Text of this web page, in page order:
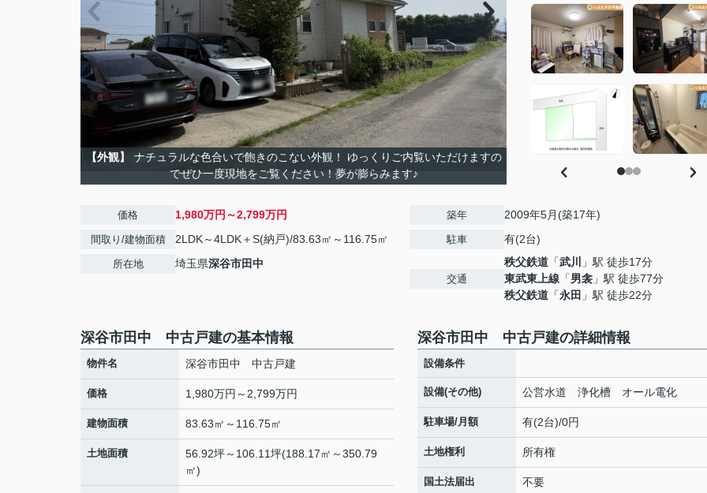
【外観】
ナチュラルな色合いで飽きのこない外観！ ゆっくりご内覧いただけますの
でぜひ一度現地をご覧ください！夢が膨らみます♪
価格 1,980万円～2,799万円
間取り/建物面積 2LDK～4LDK＋S(納戸)/83.63㎡～116.75㎡
所在地 埼玉県深谷市田中
築年 2009年5月(築17年)
駐車 有(2台)
交通
秩父鉄道 「武川
」駅 徒歩17分
東武東上線 「男衾 」駅 徒歩77分
秩父鉄道 「永田 」駅 徒歩22分
深谷市田中 中古戸建の基本情報
物件名 深谷市田中 中古戸建
価格 1,980万円～2,799万円
建物面積 83.63㎡～116.75㎡
土地面積
56.92坪～106.11坪(188.17㎡～350.79
㎡)
深谷市田中 中古戸建の詳細情報
設備条件
設備(その他) 公営水道 浄化槽 オール電化
駐車場/月額 有(2台)/0円
土地権利 所有権
国土法届出 不要